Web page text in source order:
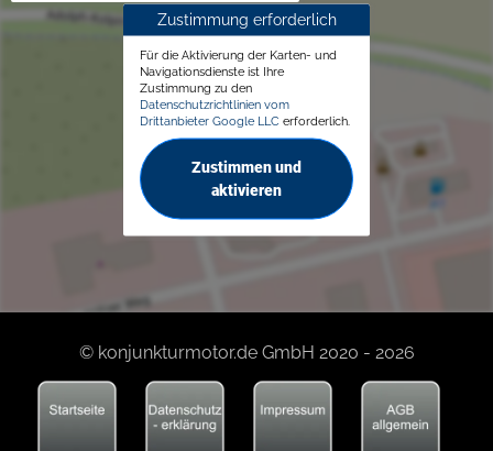
Zustimmung erforderlich
Für die Aktivierung der Karten- und
Navigationsdienste ist Ihre
Zustimmung zu den
Datenschutzrichtlinien vom
Drittanbieter Google LLC erforderlich.
Zustimmen und
aktivieren
© konjunkturmotor.de GmbH 2020 - 2026